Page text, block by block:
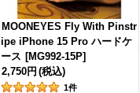
MOONEYES Fly With Pinstr
ipe iPhone 15 Pro ハードケ
ース [MG992-15P]
2,750円 (税込)
1件